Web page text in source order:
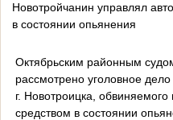
Новотройчанин управлял
в состоянии опьянения
Октябрьским районным
рассмотрено уголовное
г. Новотроицка,
средством в состоянии